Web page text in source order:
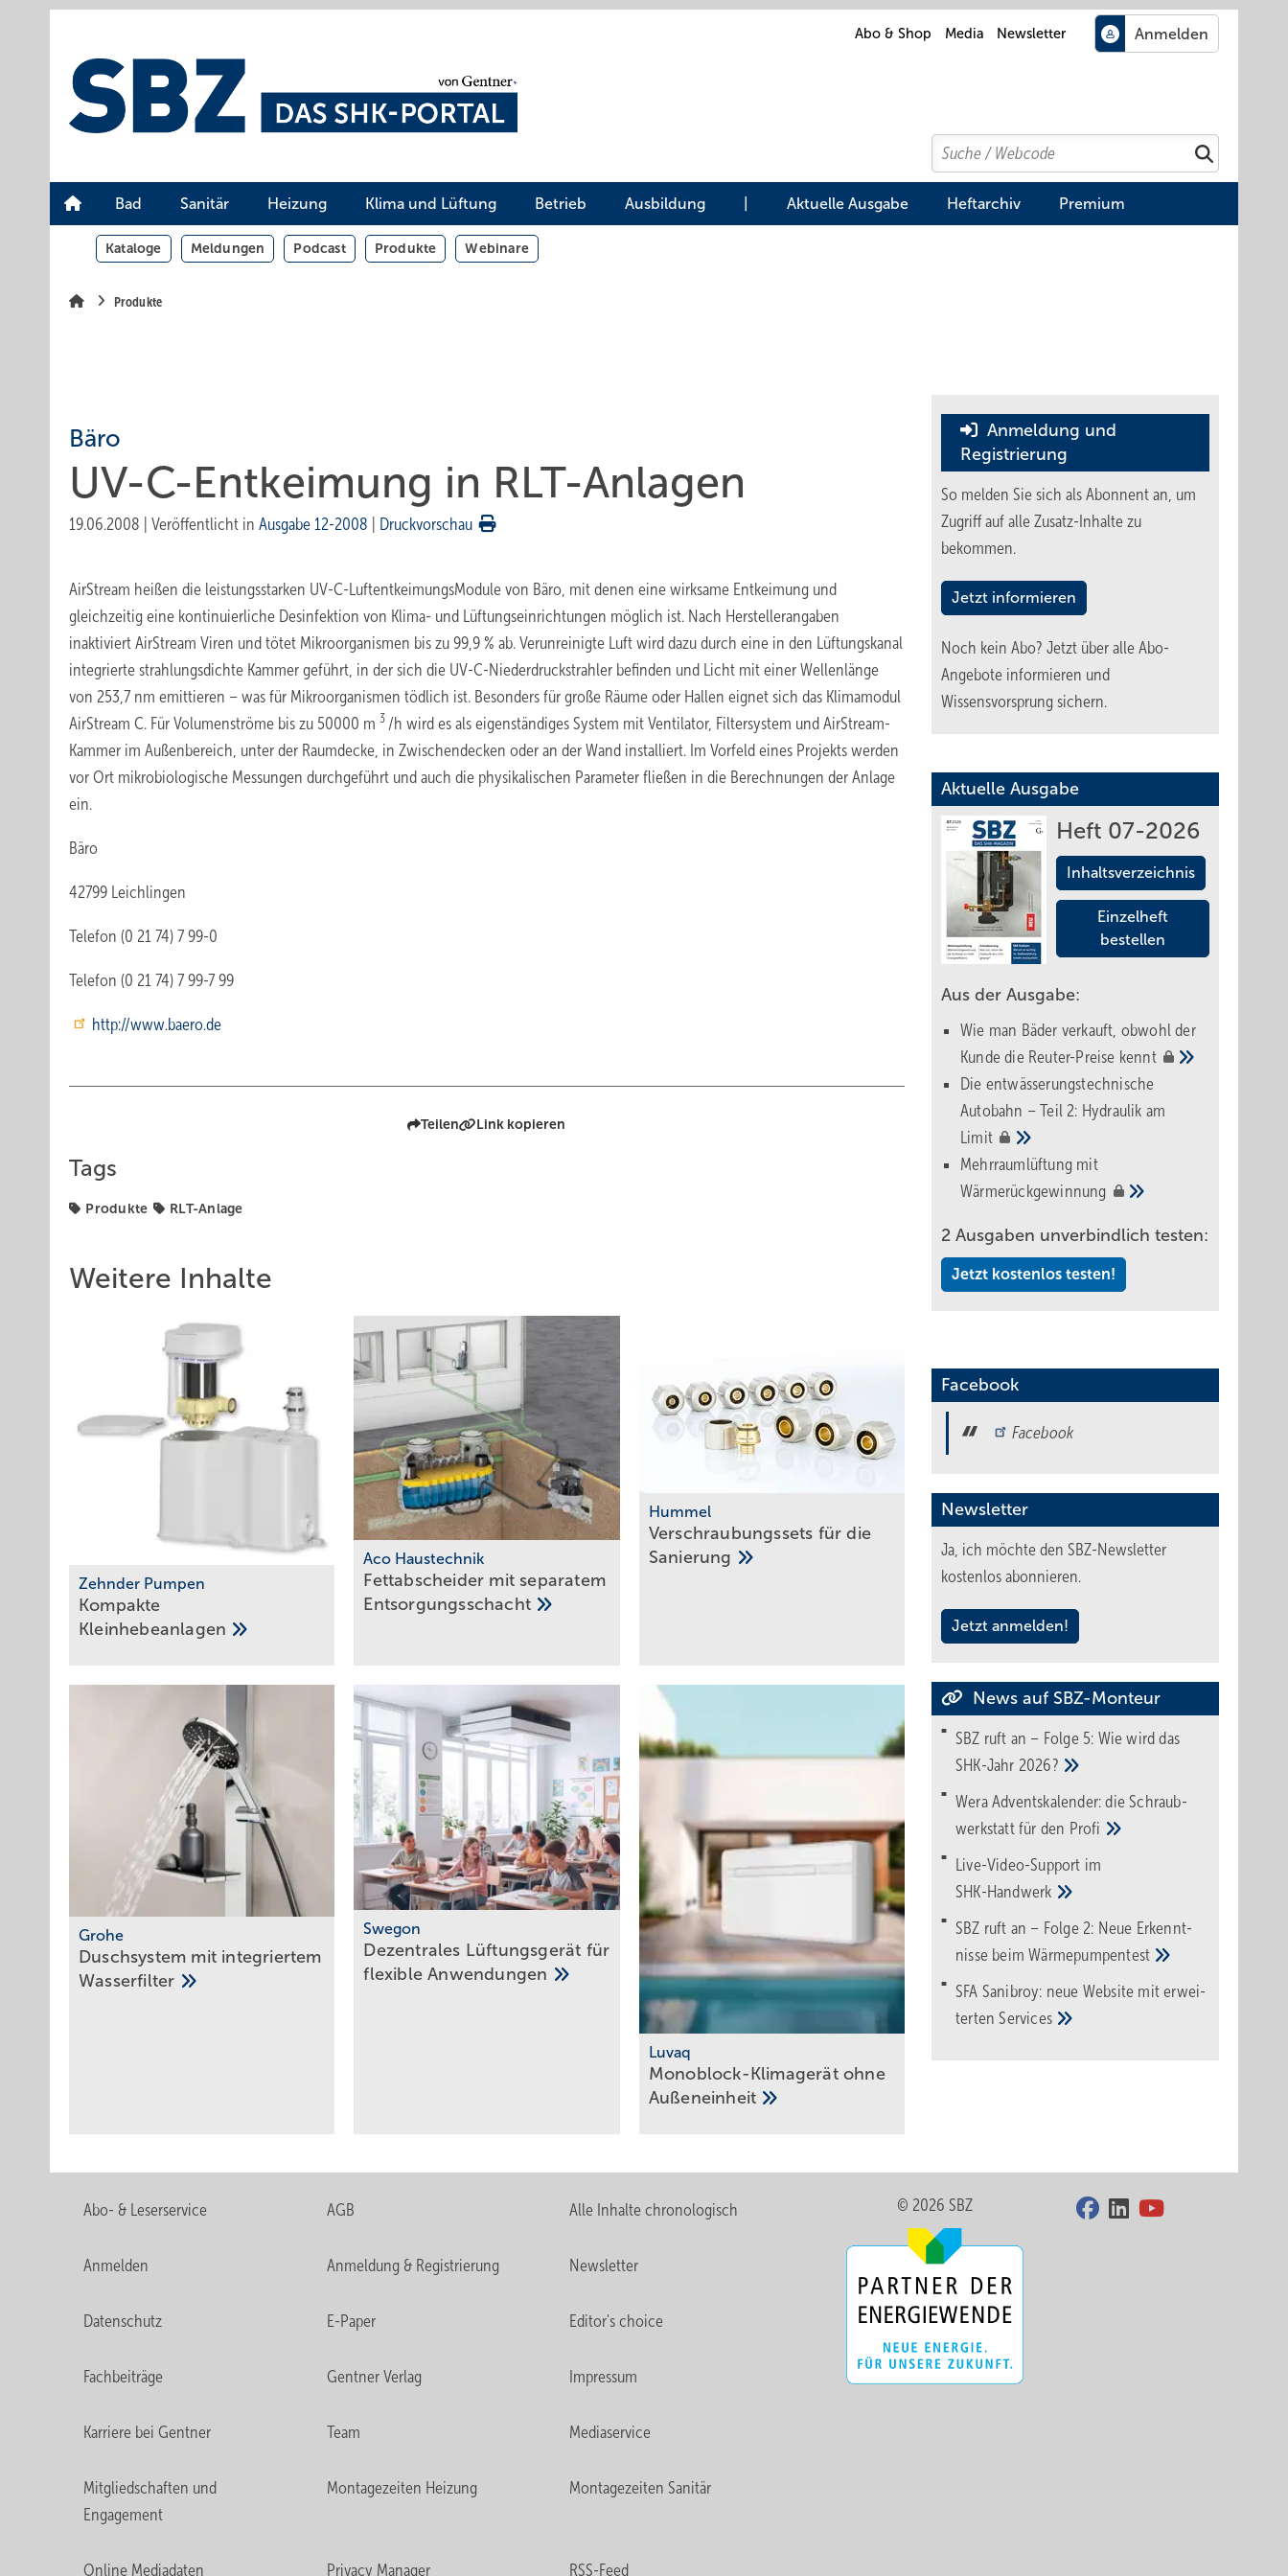
Abo & Shop Media Newsletter
Search
Suchen
Bad Sanitär Heizung Klima und Lüftung Betrieb Ausbildung Aktuelle Ausgabe Heftarchiv Premium
Kataloge Meldungen Podcast Produkte Webinare
Produkte
Bäro
UV-C-Entkeimung in RLT-Anlagen
19.06.2008 Veröffentlicht in Ausgabe 12-2008 Druckvorschau
AirStream heißen die leistungsstarken UV-C-LuftentkeimungsModule von Bäro, mit denen eine wirksame Entkeimung und
gleichzeitig eine kontinuierliche Desinfektion von Klima- und Lüftungseinrichtungen möglich ist. Nach Herstellerangaben
inaktiviert AirStream Viren und tötet Mikroorganismen bis zu 99,9 % ab. Verunreinigte Luft wird dazu durch eine in den Lüftungskanal
integrierte strahlungsdichte Kammer geführt, in der sich die UV-C-Niederdruckstrahler befinden und Licht mit einer Wellenlänge
von 253,7 nm emittieren – was für Mikroorganismen tödlich ist. Besonders für große Räume oder Hallen eignet sich das Klimamodul
AirStream C. Für Volumenströme bis zu 50000 m 3 /h wird es als eigenständiges System mit Ventilator, Filtersystem und AirStream-
Kammer im Außenbereich, unter der Raumdecke, in Zwischendecken oder an der Wand installiert. Im Vorfeld eines Projekts werden
vor Ort mikro­biologische Messungen durchgeführt und auch die physikalischen Parameter fließen in die Berechnungen der Anlage
ein.
Bäro
42799 Leichlingen
Telefon (0 21 74) 7 99-0
Telefon (0 21 74) 7 99-7 99
http://www.baero.de
Teilen Link kopieren
Tags
Produkte RLT-Anlage
Weitere Inhalte
Zehnder Pumpen
Kompakte
­Kleinhebeanlagen
Aco Haustechnik
Fettabscheider mit separatem
Entsorgungsschacht
Hummel
Verschraubungssets für die
Sanierung
Grohe
Duschsystem mit integriertem
Wasserfilter
Swegon
Dezentrales Lüftungsgerät für
flexibleAnwendungen
Luvaq
Monoblock-Klimagerät ohne
Außeneinheit
Anmeldung und
Registrierung
So melden Sie sich als Abonnent an, um
Zugriff auf alle Zusatz-Inhalte zu
bekommen.
Jetzt informieren
Noch kein Abo? Jetzt über alle Abo-
Angebote informieren und
Wissensvorsprung sichern.
Aktuelle Ausgabe
Heft 07-2026
Inhaltsverzeichnis
Einzelheft
bestellen
Aus der Ausgabe:
Wie man Bäder verkauft, obwohl der
Kunde die Reuter-Preise kennt
Die entwässerungstechnische
Autobahn – Teil 2: Hydraulik am
Limit
Mehrraumlüftung mit
Wärmerückgewinnung
2 Ausgaben unverbindlich testen:
Jetzt kostenlos testen!
Facebook
Facebook
Newsletter
Ja, ich möchte den SBZ-Newsletter
kostenlos abonnieren.
Jetzt anmelden!
News auf SBZ-Monteur
SBZ ruft an – Folge 5: Wie wird das
SHK-Jahr 2026?
Wera Adventskalender: die Schraub­
werk­statt für den Pro­fi
Live-Video-Support im
SHK-Handwerk
SBZ ruft an – Folge 2: Neue Erkennt­
nisse beimWärme­pumpen­test
SFA Sanibroy: neue Web­site mit erwei­
tertenServices
Abo- & Leserservice AGB Alle Inhalte chronologisch
Anmelden Anmeldung & Registrierung Newsletter
Datenschutz E-Paper Editor's choice
Fachbeiträge Gentner Verlag Impressum
Karriere bei Gentner Team Mediaservice
Mitgliedschaften und
Engagement
Montagezeiten Heizung Montagezeiten Sanitär
Online Mediadaten Privacy Manager RSS-Feed
© 2026 SBZ